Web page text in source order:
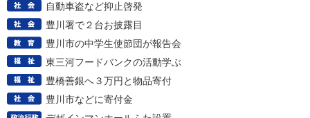
自動車盗など抑止啓発
豊川署で２台お披露目
豊川市の中学生使節団が報告会
東三河フードバンクの活動学ぶ
豊橋善銀へ３万円と物品寄付
豊川市などに寄付金